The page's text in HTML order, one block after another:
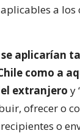
a los
se aplicarían
como a
extranjero y
ofrecer o
o